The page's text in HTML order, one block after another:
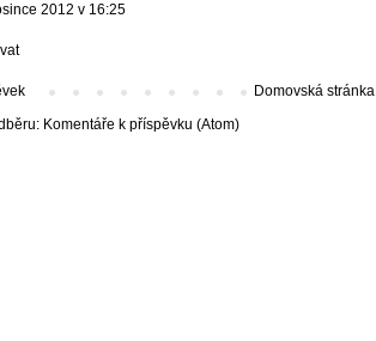
2012 v 16:25
Domovská stránka
Komentáře k příspěvku (Atom)